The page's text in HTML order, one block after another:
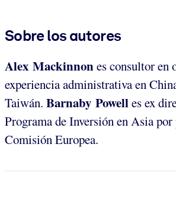
Sobre los autores
Alex Mackinnones consultor en
experiencia administrativa en
Taiwán. Barnaby Powelles ex
Programa de Inversión en Asia
Comisión Europea.